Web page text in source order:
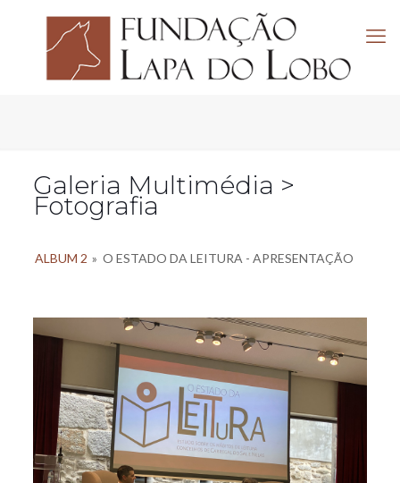
Galeria Multimédia >
Fotografia
ALBUM 2 » O ESTADO DA LEITURA - APRESENTAÇÃO